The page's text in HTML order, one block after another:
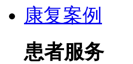
康复案例
患者服务